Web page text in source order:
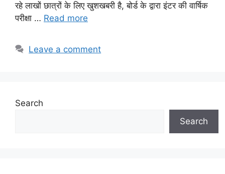
रहे लाखों छात्रों के लिए खुशखबरी है, बोर्ड के द्वारा इंटर की वार्षिक
परीक्षा … Read more
Leave a comment
Search
Search